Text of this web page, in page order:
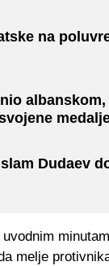
na
Dudaev
melje